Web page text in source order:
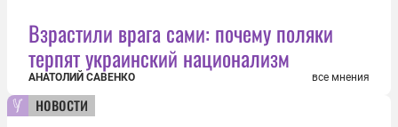
Взрастили врага сами: почему поляки
терпят украинский национализм
АНАТОЛИЙ САВЕНКО все мнения
новости